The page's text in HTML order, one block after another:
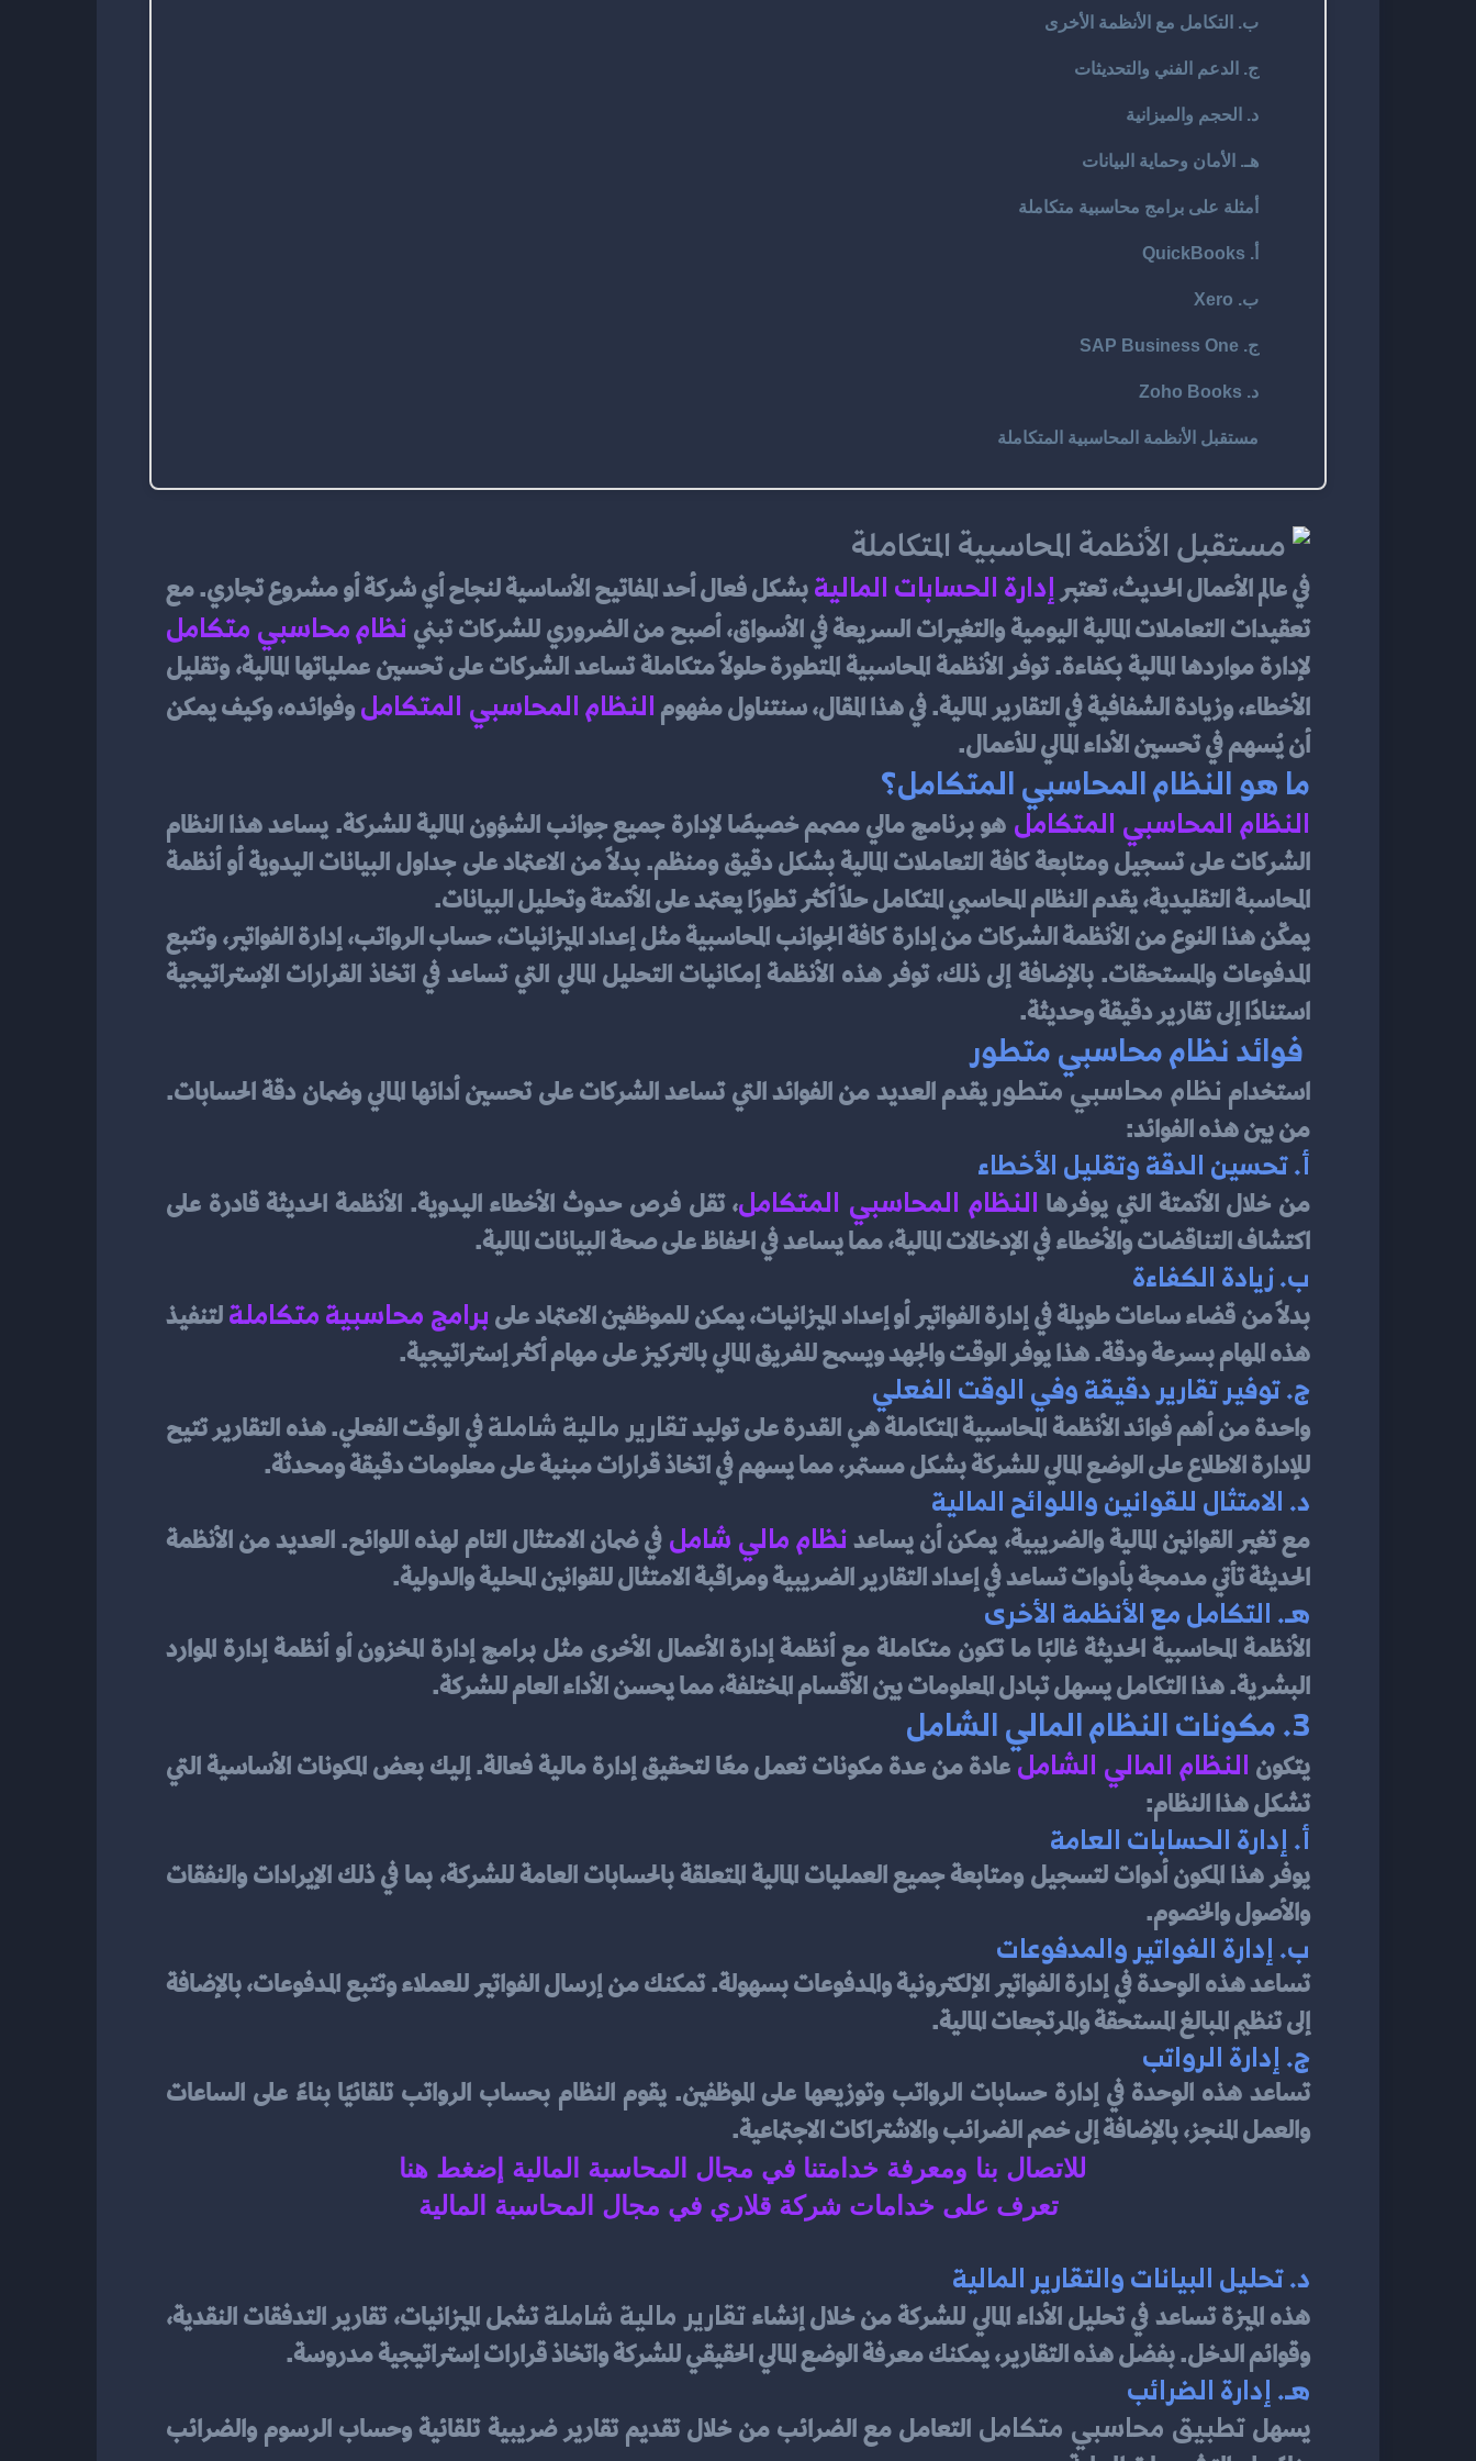
ب. التكامل مع الأنظمة الأخرى
ج. الدعم الفني والتحديثات
د. الحجم والميزانية
هـ. الأمان وحماية البيانات
أمثلة على برامج محاسبية متكاملة
أ. QuickBooks
ب. Xero
ج. SAP Business One
د. Zoho Books
مستقبل الأنظمة المحاسبية المتكاملة
في عالم الأعمال الحديث، تعتبرإدارة الحسابات المالية
تعقيدات التعاملات المالية اليومية والتغيرات السريعة في الأسواق، أصبح من الضروري للشركات تبنينظام محاسبي متكامل
الأخطاء، وزيادة الشفافية في التقارير المالية. في هذا المقال، سنتناول مفهوم النظام المحاسبي المتكامل
أن يُسهم في تحسين الأداء المالي للأعمال.
ما هو النظام المحاسبي المتكامل؟
النظام المحاسبي المتكامل
المحاسبة التقليدية، يقدم النظام المحاسبي المتكامل حلاً أكثر تطورًا يعتمد على الأتمتة وتحليل البيانات.
استنادًا إلى تقارير دقيقة وحديثة.
استخدام نظام محاسبي متطور
من بين هذه الفوائد:
أ. تحسين الدقة وتقليل الأخطاء
من خلال الأتمتة التي يوفرها النظام المحاسبي المتكامل
اكتشاف التناقضات والأخطاء في الإدخالات المالية، مما يساعد في الحفاظ على صحة البيانات المالية.
ب. زيادة الكفاءة
بدلاً من قضاء ساعات طويلة في إدارة الفواتير أو إعداد الميزانيات، يمكن للموظفين الاعتماد على برامج محاسبية متكاملة
هذه المهام بسرعة ودقة. هذا يوفر الوقت والجهد ويسمح للفريق المالي بالتركيز على مهام أكثر إستراتيجية.
ج. توفير تقارير دقيقة وفي الوقت الفعلي
واحدة من أهم فوائد الأنظمة المحاسبية المتكاملة هي القدرة على توليد تقارير مالية شاملة
للإدارة الاطلاع على الوضع المالي للشركة بشكل مستمر، مما يسهم في اتخاذ قرارات مبنية على معلومات دقيقة ومحدثة.
د. الامتثال للقوانين واللوائح المالية
مع تغير القوانين المالية والضريبية، يمكن أن يساعد نظام مالي شامل
الحديثة تأتي مدمجة بأدوات تساعد في إعداد التقارير الضريبية ومراقبة الامتثال للقوانين المحلية والدولية.
هـ. التكامل مع الأنظمة الأخرى
البشرية. هذا التكامل يسهل تبادل المعلومات بين الأقسام المختلفة، مما يحسن الأداء العام للشركة.
3. مكونات النظام المالي الشامل
يتكون النظام المالي الشامل
تشكل هذا النظام:
أ. إدارة الحسابات العامة
والأصول والخصوم.
ب. إدارة الفواتير والمدفوعات
إلى تنظيم المبالغ المستحقة والمرتجعات المالية.
ج. إدارة الرواتب
والعمل المنجز، بالإضافة إلى خصم الضرائب والاشتراكات الاجتماعية.
للاتصال بنا ومعرفة خدامتنا في مجال المحاسبة المالية إضغط هنا
تعرف على خدامات شركة قلاري في مجال المحاسبة المالية
د. تحليل البيانات والتقارير المالية
هذه الميزة تساعد في تحليل الأداء المالي للشركة من خلال إنشاء تقارير مالية شاملة
وقوائم الدخل. بفضل هذه التقارير، يمكنك معرفة الوضع المالي الحقيقي للشركة واتخاذ قرارات إستراتيجية مدروسة.
هـ. إدارة الضرائب
يسهل تطبيق محاسبي متكامل